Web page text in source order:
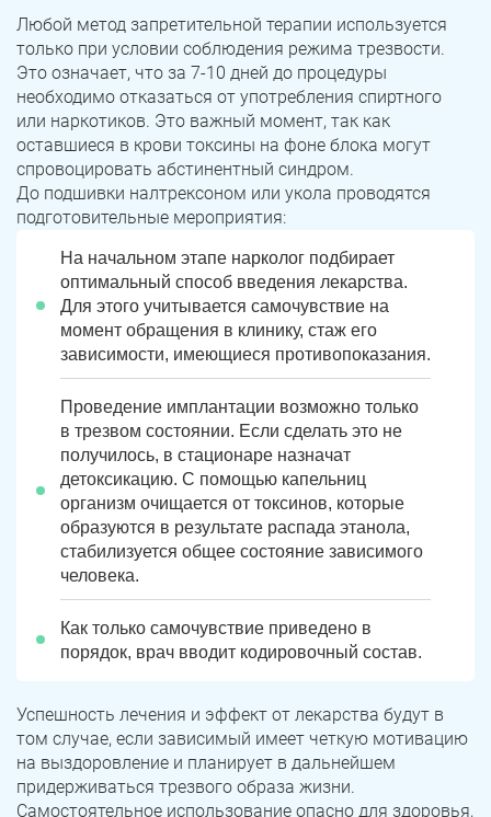
Любой метод запретительной терапии используется
только при условии соблюдения режима трезвости.
Это означает, что за 7-10 дней до процедуры
необходимо отказаться от употребления спиртного
или наркотиков. Это важный момент, так как
оставшиеся в крови токсины на фоне блока могут
спровоцировать абстинентный синдром.
До подшивки налтрексоном или укола проводятся
подготовительные мероприятия:
На начальном этапе нарколог подбирает
оптимальный способ введения лекарства.
Для этого учитывается самочувствие на
момент обращения в клинику, стаж его
зависимости, имеющиеся противопоказания.
Проведение имплантации возможно только
в трезвом состоянии. Если сделать это не
получилось, в стационаре назначат
детоксикацию. С помощью капельниц
организм очищается от токсинов, которые
образуются в результате распада этанола,
стабилизуется общее состояние зависимого
человека.
Как только самочувствие приведено в
порядок, врач вводит кодировочный состав.
Успешность лечения и эффект от лекарства будут в
том случае, если зависимый имеет четкую мотивацию
на выздоровление и планирует в дальнейшем
придерживаться трезвого образа жизни.
Самостоятельное использование опасно для здоровья,